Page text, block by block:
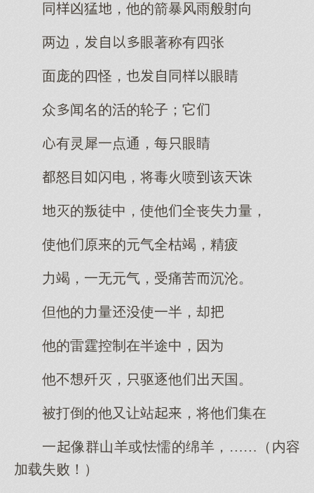
同凶猛，他的箭暴风雨般向
两边，眼著称有四张
面庞的四怪，同眼睛
众闻名的活的轮子；它
有灵犀一点通，每眼睛
怒目闪电，将毒火喷该诛
灭的叛徒中，使他全丧失力量，
使他原的元气全枯竭，精疲
力竭，一无元气，受痛苦沉沦。
但他的力量使一半，却
他的雷霆控制在半途中，因
他不歼灭，驱逐他国。
被打倒的他又让站，将他集在
一像群山羊或怯懦的绵羊，……（内容
加载失败！）